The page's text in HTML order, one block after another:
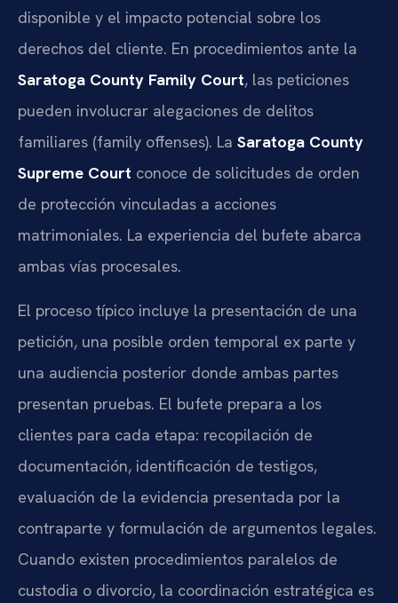
disponible y el impacto potencial sobre los
derechos del cliente. En procedimientos ante la
Saratoga County Family Court, las peticiones
pueden involucrar alegaciones de delitos
familiares (family offenses). La Saratoga County
Supreme Court conoce de solicitudes de orden
de protección vinculadas a acciones
matrimoniales. La experiencia del bufete abarca
ambas vías procesales.
El proceso típico incluye la presentación de una
petición, una posible orden temporal ex parte y
una audiencia posterior donde ambas partes
presentan pruebas. El bufete prepara a los
clientes para cada etapa: recopilación de
documentación, identificación de testigos,
evaluación de la evidencia presentada por la
contraparte y formulación de argumentos legales.
Cuando existen procedimientos paralelos de
custodia o divorcio, la coordinación estratégica es